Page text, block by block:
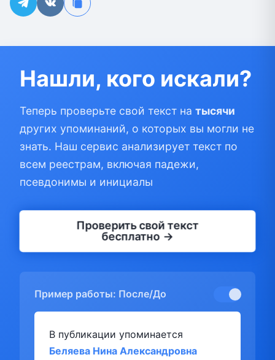
Нашли, кого искали?
Теперь проверьте свой текст на тысячи
других упоминаний, о которых вы могли не
знать. Наш сервис анализирует текст по
всем реестрам, включая падежи,
псевдонимы и инициалы
Проверить свой текст
бесплатно →
Пример работы: После/До
В публикации упоминается
Беляева Нина Александровна